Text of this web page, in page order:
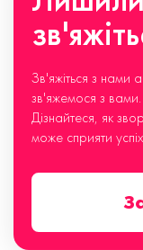
Зв'яжіться з нами
зв'яжемося з вами.
Дізнайтеся, як
може сприяти